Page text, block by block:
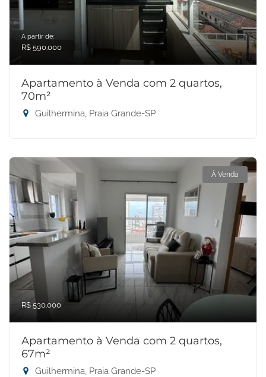
A partir de:
R$ 590.000
Apartamento à Venda com 2 quartos,
70m²
Guilhermina, Praia Grande-SP
À Venda
R$ 530.000
Apartamento à Venda com 2 quartos,
67m²
Guilhermina, Praia Grande-SP